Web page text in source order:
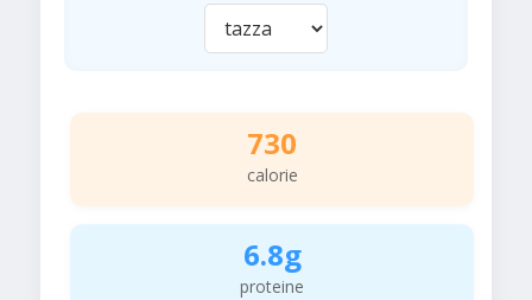
730
calorie
6.8g
proteine